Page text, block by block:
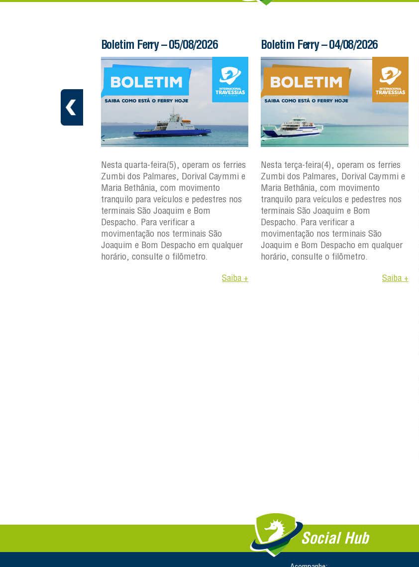
Boletim Ferry – 05/08/2026
Nesta quarta-feira(5), operam os ferries
Zumbi dos Palmares, Dorival Caymmi e
Maria Bethânia, com movimento
tranquilo para veículos e pedestres nos
terminais São Joaquim e Bom
Despacho. Para verificar a
movimentação nos terminais São
Joaquim e Bom Despacho em qualquer
horário, consulte o filômetro.
Saiba +
Boletim Ferry – 04/08/2026
Nesta terça-feira(4), operam os ferries
Zumbi dos Palmares, Dorival Caymmi e
Maria Bethânia, com movimento
tranquilo para veículos e pedestres nos
terminais São Joaquim e Bom
Despacho. Para verificar a
movimentação nos terminais São
Joaquim e Bom Despacho em qualquer
horário, consulte o filômetro.
Saiba +
Social Hub